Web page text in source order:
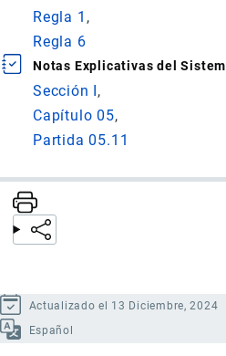
Regla 1
Regla 6
Notas Explicativas del
Sección I
Capítulo 05
Partida 05.11
Actualizado el 13 Diciembre, 2024
Español